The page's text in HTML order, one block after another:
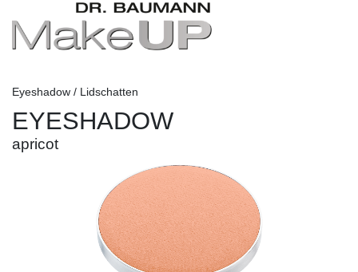
Eyeshadow / Lidschatten
EYESHADOW
apricot